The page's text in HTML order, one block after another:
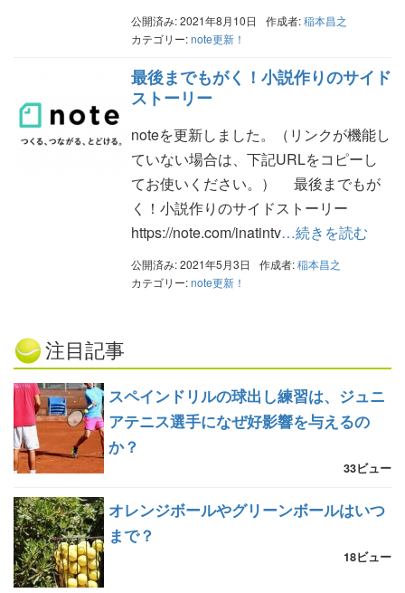
公開済み: 2021年8月10日 作成者:稲本昌之
カテゴリー:note更新！
最後までもがく！小説作りのサイド
ストーリー
noteを更新しました。（リンクが機能し
ていない場合は、下記URLをコピーし
てお使いください。） 最後までもが
く！小説作りのサイドストーリー
https://note.com/inatintv…続きを読む
公開済み: 2021年5月3日 作成者:稲本昌之
カテゴリー:note更新！
注目記事
スペインドリルの球出し練習は、ジュニ
アテニス選手になぜ好影響を与えるの
か？
33ビュー
オレンジボールやグリーンボールはいつ
まで？
18ビュー